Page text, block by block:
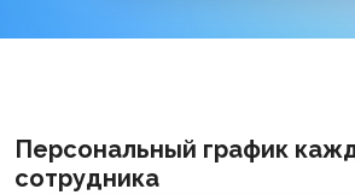
Персональный график
сотрудника